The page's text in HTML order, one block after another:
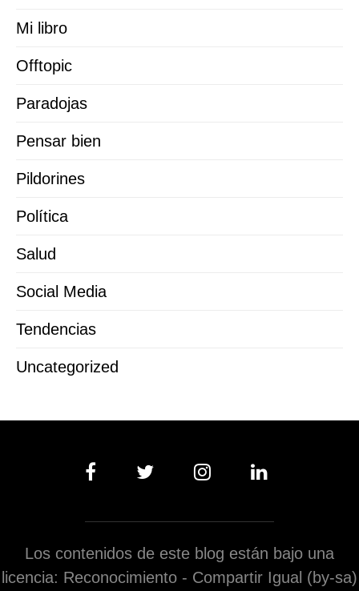
Mi libro
Offtopic
Paradojas
Pensar bien
Pildorines
Política
Salud
Social Media
Tendencias
Uncategorized
Los contenidos de este blog están bajo una
licencia: Reconocimiento - Compartir Igual (by-sa)